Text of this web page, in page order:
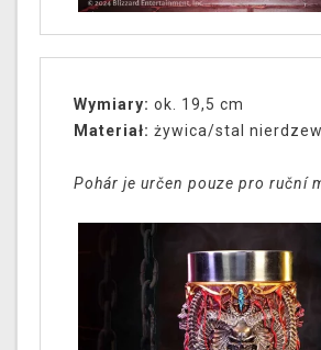
Wymiary: ok. 19,5 cm
Materiał: żywica/stal
Pohár je určen pouze pro ruční